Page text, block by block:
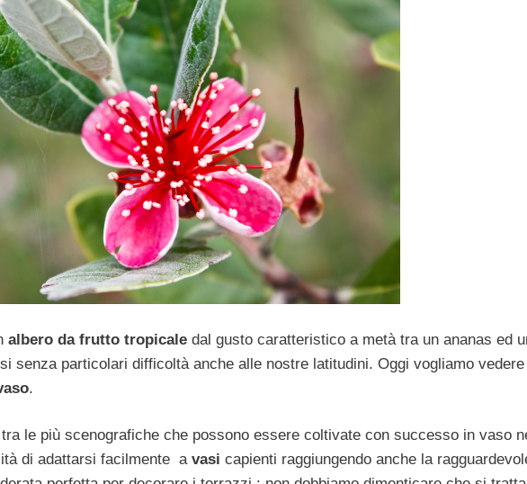
albero da frutto tropicaledal gusto caratteristico a metà tra un ananas ed
senza particolari difficoltà anche alle nostre latitudini. Oggi vogliamo
.
le più scenografiche che possono essere coltivate con successo in vaso
di adattarsi facilmente a vasi capienti raggiungendo anche la